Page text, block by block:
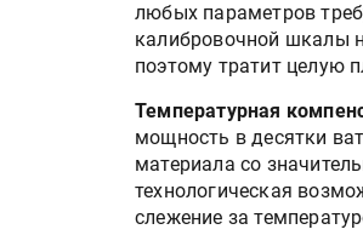
любых параметров
калибровочной шкалы
поэтому тратит целую
Температурная
мощность в десятки
материала со
технологическая
слежение за